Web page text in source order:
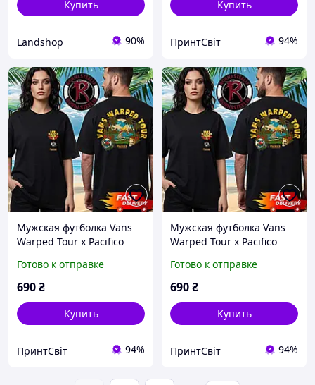
Купить
Landshop 90%
Купить
ПринтСвіт 94%
Мужская футболка Vans
Warped Tour x Pacifico
Two Sided, Черный, M
Готово к отправке
690₴
Купить
ПринтСвіт 94%
Мужская футболка Vans
Warped Tour x Pacifico
Two Sided, Черный, L
Готово к отправке
690₴
Купить
ПринтСвіт 94%